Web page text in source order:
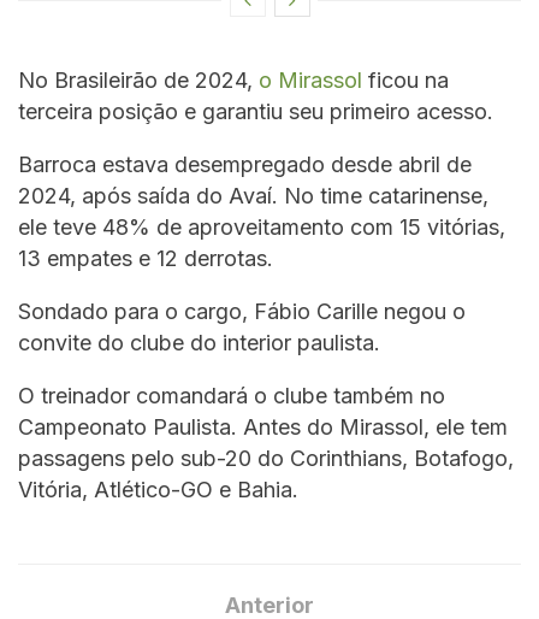
No Brasileirão de 2024, o Mirassol ficou na
terceira posição e garantiu seu primeiro acesso.
Barroca estava desempregado desde abril de
2024, após saída do Avaí. No time catarinense,
ele teve 48% de aproveitamento com 15 vitórias,
13 empates e 12 derrotas.
Sondado para o cargo, Fábio Carille negou o
convite do clube do interior paulista.
O treinador comandará o clube também no
Campeonato Paulista. Antes do Mirassol, ele tem
passagens pelo sub-20 do Corinthians, Botafogo,
Vitória, Atlético-GO e Bahia.
Anterior